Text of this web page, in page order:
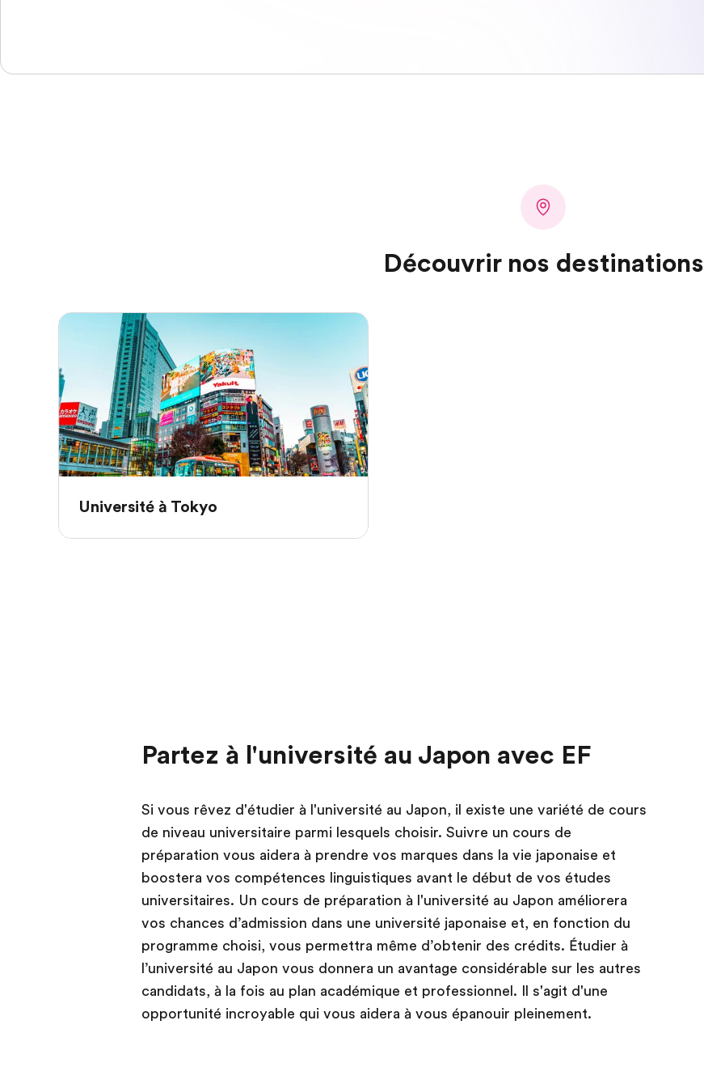
Découvrir nos destinations
Université à Tokyo
Partez à l'université au Japon avec EF
Si vous rêvez d'étudier à l'université au Japon, il existe une variété de cours
de niveau universitaire parmi lesquels choisir. Suivre un cours de
préparation vous aidera à prendre vos marques dans la vie japonaise et
boostera vos compétences linguistiques avant le début de vos études
universitaires. Un cours de préparation à l'université au Japon améliorera
vos chances d’admission dans une université japonaise et, en fonction du
programme choisi, vous permettra même d’obtenir des crédits. Étudier à
l’université au Japon vous donnera un avantage considérable sur les autres
candidats, à la fois au plan académique et professionnel. Il s'agit d'une
opportunité incroyable qui vous aidera à vous épanouir pleinement.